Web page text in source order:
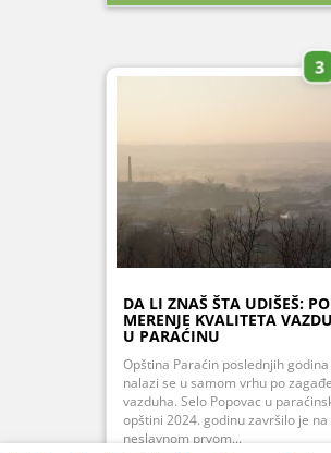
3
DA LI ZNAŠ ŠTA UDIŠEŠ:
MERENJE KVALITETA
U PARAĆINU
Opština Paraćin poslednjih godina
nalazi se u samom vrhu po
vazduha. Selo Popovac u
opštini 2024. godinu završilo je na
neslavnom prvom...